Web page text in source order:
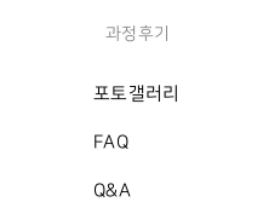
과정후기
포토갤러리
FAQ
Q&A